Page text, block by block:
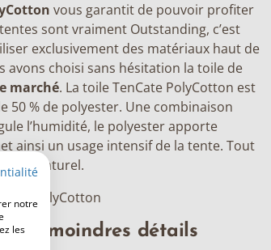
vous garantit de pouvoir profiter
sont vraiment Outstanding, c’est
exclusivement des matériaux haut de
avons choisi sans hésitation la toile de
marché. La toile TenCatePolyCotton est
50 % de polyester. Une combinaison
l’humidité, le polyester apporte
ainsi un usage intensif de la tente. Tout
naturel.
PolyCotton
les moindres détails
notre
les